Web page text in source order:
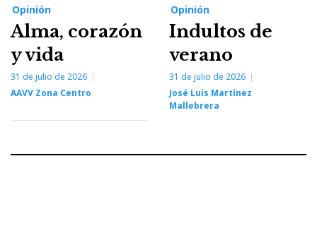
Opinión
Alma, corazón
y vida
31 de julio de 2026
AAVV Zona Centro
Opinión
Indultos de
verano
31 de julio de 2026
José Luis Martínez
Mallebrera